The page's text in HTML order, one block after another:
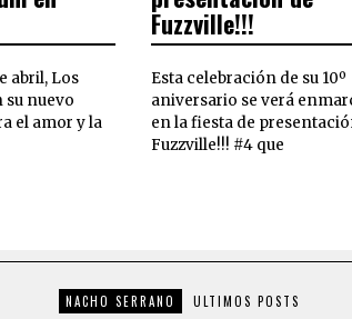
abril, Los
su nuevo
el amor y la
Fuzzville!!!
Esta celebración de su 10º
aniversario se verá
en la fiesta de
Fuzzville!!! #4 que
NACHO SERRANO ULTIMOS POSTS